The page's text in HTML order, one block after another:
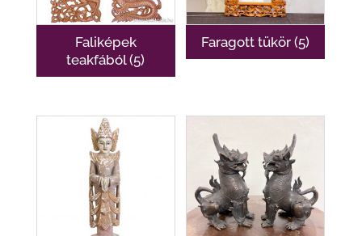
Faliképek
teakfából(5)
Faragott tükör(5)